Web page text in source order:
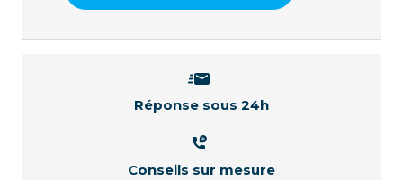
Réponse sous 24h
Conseils sur mesure